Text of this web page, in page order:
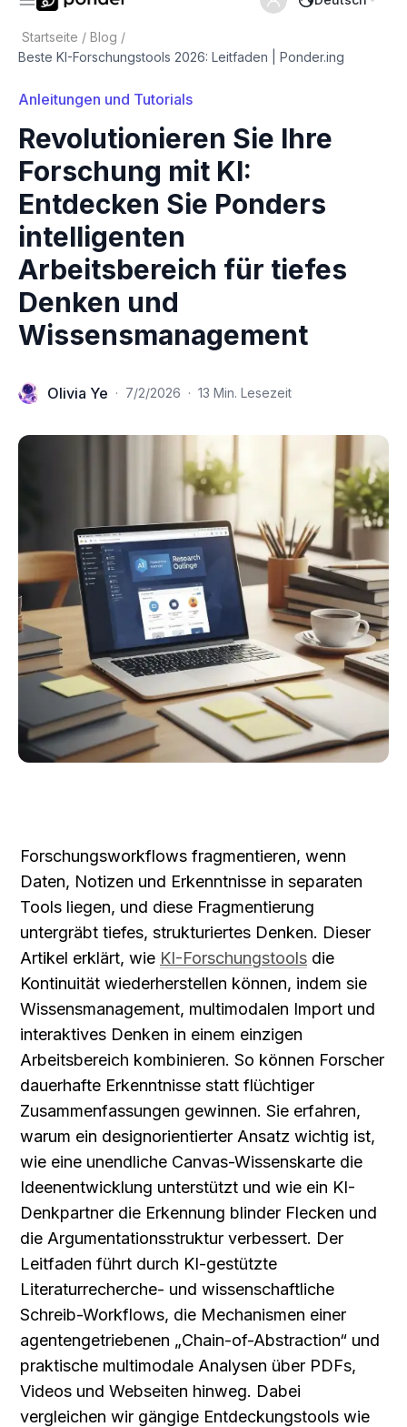
Startseite / Blog /
Beste KI-Forschungstools 2026: Leitfaden | Ponder.ing
Anleitungen und Tutorials
Revolutionieren Sie Ihre
Forschung mit KI:
Entdecken Sie Ponders
intelligenten
Arbeitsbereich für tiefes
Denken und
Wissensmanagement
Olivia Ye · 7/2/2026 · 13 Min. Lesezeit
Forschungsworkflows fragmentieren, wenn
Daten, Notizen und Erkenntnisse in separaten
Tools liegen, und diese Fragmentierung
untergräbt tiefes, strukturiertes Denken. Dieser
Artikel erklärt, wie KI-Forschungstools die
Kontinuität wiederherstellen können, indem sie
Wissensmanagement, multimodalen Import und
interaktives Denken in einem einzigen
Arbeitsbereich kombinieren. So können Forscher
dauerhafte Erkenntnisse statt flüchtiger
Zusammenfassungen gewinnen. Sie erfahren,
warum ein designorientierter Ansatz wichtig ist,
wie eine unendliche Canvas-Wissenskarte die
Ideenentwicklung unterstützt und wie ein KI-
Denkpartner die Erkennung blinder Flecken und
die Argumentationsstruktur verbessert. Der
Leitfaden führt durch KI-gestützte
Literaturrecherche- und wissenschaftliche
Schreib-Workflows, die Mechanismen einer
agentengetriebenen „Chain-of-Abstraction“ und
praktische multimodale Analysen über PDFs,
Videos und Webseiten hinweg. Dabei
vergleichen wir gängige Entdeckungstools wie